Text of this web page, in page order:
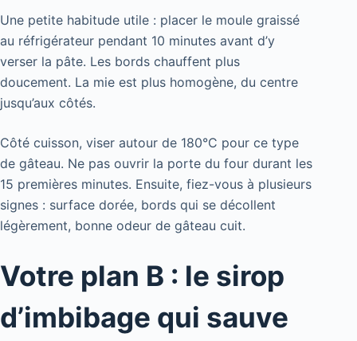
Une petite habitude utile : placer le moule graissé
au réfrigérateur pendant 10 minutes avant d’y
verser la pâte. Les bords chauffent plus
doucement. La mie est plus homogène, du centre
jusqu’aux côtés.
Côté cuisson, viser autour de 180°C pour ce type
de gâteau. Ne pas ouvrir la porte du four durant les
15 premières minutes. Ensuite, fiez-vous à plusieurs
signes : surface dorée, bords qui se décollent
légèrement, bonne odeur de gâteau cuit.
Votre plan B : le sirop
d’imbibage qui sauve